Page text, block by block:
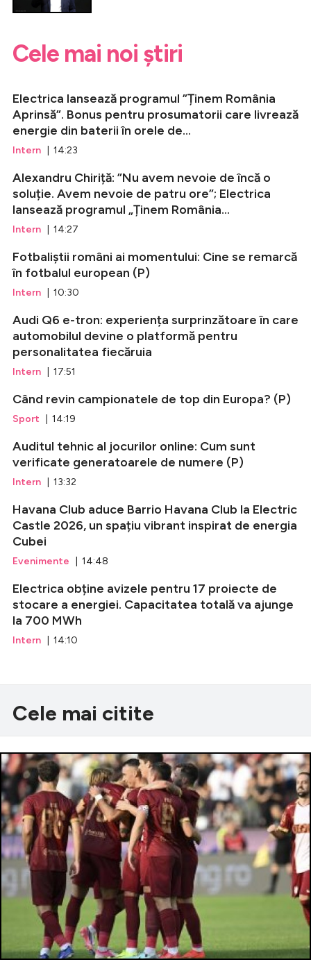
Cele mai noi știri
Electrica lansează programul ”Ținem România
Aprinsă”. Bonus pentru prosumatorii care livrează
energie din baterii în orele de...
Intern | 14:23
Alexandru Chiriță: ”Nu avem nevoie de încă o
soluție. Avem nevoie de patru ore”; Electrica
lansează programul „Ținem România...
Intern | 14:27
Fotbaliștii români ai momentului: Cine se remarcă
în fotbalul european (P)
Intern | 10:30
Audi Q6 e-tron: experiența surprinzătoare în care
automobilul devine o platformă pentru
personalitatea fiecăruia
Intern | 17:51
Când revin campionatele de top din Europa? (P)
Sport | 14:19
Auditul tehnic al jocurilor online: Cum sunt
verificate generatoarele de numere (P)
Intern | 13:32
Havana Club aduce Barrio Havana Club la Electric
Castle 2026, un spațiu vibrant inspirat de energia
Cubei
Evenimente | 14:48
Electrica obține avizele pentru 17 proiecte de
stocare a energiei. Capacitatea totală va ajunge
la 700 MWh
Intern | 14:10
Cele mai citite